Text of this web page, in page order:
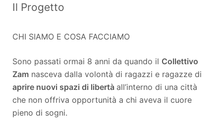
Il Progetto
CHI SIAMO E COSA FACCIAMO
Sono passati ormai 8 anni da quando il Collettivo
Zam nasceva dalla volontà di ragazzi e ragazze di
aprire nuovi spazi di libertà all’interno di una città
che non offriva opportunità a chi aveva il cuore
pieno di sogni.